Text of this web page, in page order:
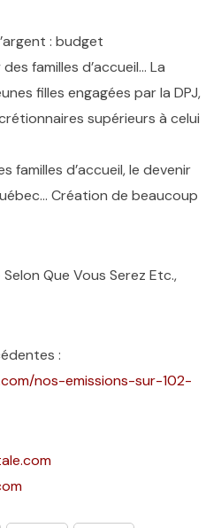
: budget
familles d’accueil… La
filles engagées par la DPJ,
supérieurs à celui
familles d’accueil, le devenir
Création de beaucoup
Que Vous Serez Etc.,
:
nos-emissions-sur-102-